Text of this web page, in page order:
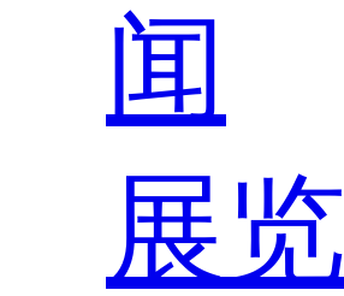
闻
展览